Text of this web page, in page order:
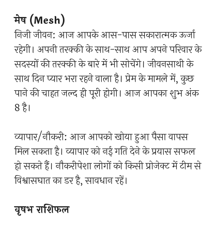
मेष (Mesh)
निजी जीवन: आज आपके आस-पास सकारात्मक ऊर्जा
रहेगी। अपनी तरक्की के साथ-साथ आप अपने परिवार के
सदस्यों की तरक्की के बारे में भी सोचेंगे। जीवनसाथी के
साथ दिन प्यार भरा रहने वाला है। प्रेम के मामले में, कुछ
पाने की चाहत जल्द ही पूरी होगी। आज आपका शुभ अंक
8 है।
व्यापार/नौकरी: आज आपको खोया हुआ पैसा वापस
मिल सकता है। व्यापार को नई गति देने के प्रयास सफल
हो सकते हैं। नौकरीपेशा लोगों को किसी प्रोजेक्ट में टीम से
विश्वासघात का डर है, सावधान रहें।
वृषभ राशिफल